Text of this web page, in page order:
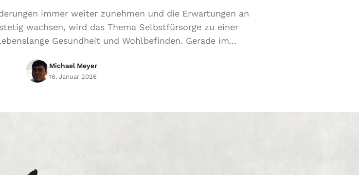
immer weiter zunehmen und die Erwartungen an
wachsen, wird das Thema Selbstfürsorge zu einer
Gesundheit und Wohlbefinden. Gerade im...
Michael Meyer
16. Januar 2026